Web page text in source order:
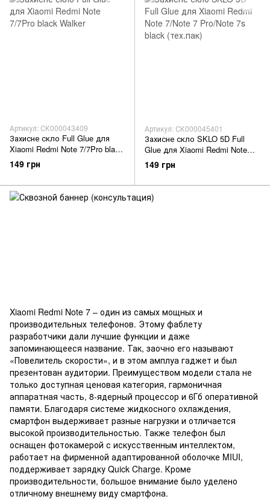
Артикул: СК000043409
Захисне скло Full Glue для
Xiaomi Redmi Note 7/7Pro black
Walker
149 грн
Артикул: СК000045401
Захисне скло SKLO 5D Full
Glue для Xiaomi Redmi Note
7/Note 7 Pro/Note 7s black
(тех.пак)
149 грн
Xiaomi Redmi Note 7 – один из самых мощных и
производительных телефонов. Этому фаблету
разработчики дали лучшие функции и даже
запоминающееся название. Так, заочно его называют
«Повелитель скорости», и в этом амплуа гаджет и был
презентован аудитории. Преимуществом модели стала не
только доступная ценовая категория, гармоничная
аппаратная часть, 8-ядерный процессор и 6Гб оперативной
памяти. Благодаря системе жидкосного охлаждения,
смартфон выдерживает разные нагрузки и отличается
высокой производительностью. Также телефон был
оснащен фотокамерой с искусственным интеллектом,
работает на фирменной адаптированной оболочке MIUI,
поддерживает зарядку Quick Charge. Кроме
производительности, большое внимание было уделено
отличному внешнему виду смартфона.